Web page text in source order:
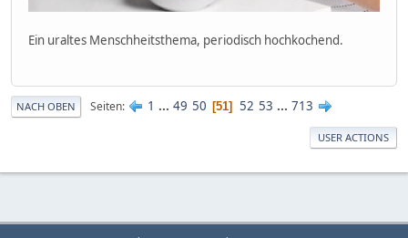
Ein uraltes Menschheitsthema, periodisch hochkochend.
NACH OBEN Seiten 1 ... 49 50 51 52 53 ... 713
USER ACTIONS